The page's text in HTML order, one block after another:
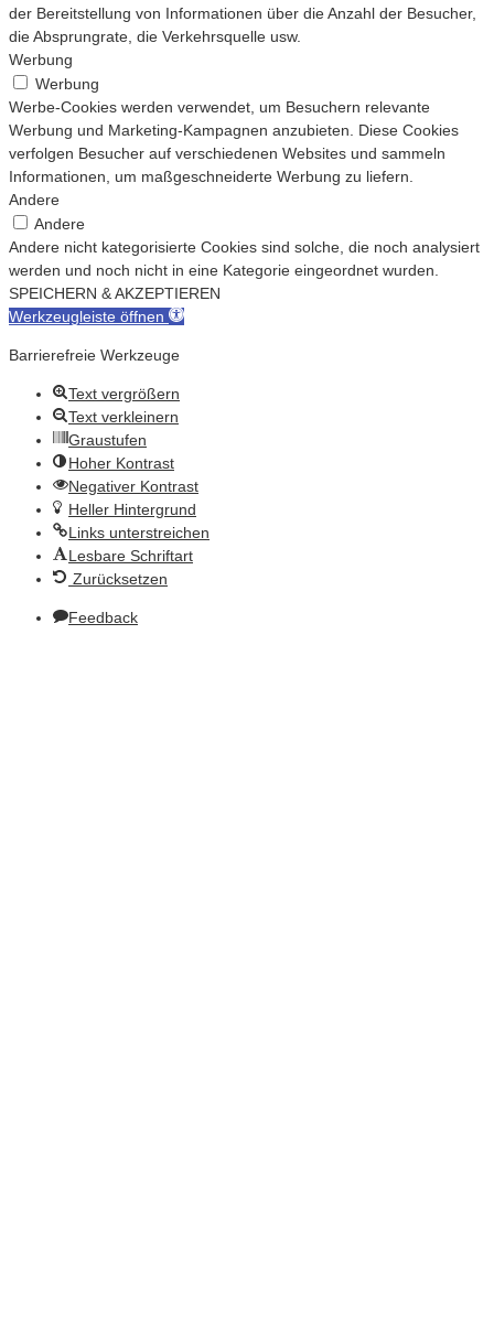
der Bereitstellung von Informationen über die Anzahl der Besucher,
die Absprungrate, die Verkehrsquelle usw.
Werbung
Werbung
Werbe-Cookies werden verwendet, um Besuchern relevante
Werbung und Marketing-Kampagnen anzubieten. Diese Cookies
verfolgen Besucher auf verschiedenen Websites und sammeln
Informationen, um maßgeschneiderte Werbung zu liefern.
Andere
Andere
Andere nicht kategorisierte Cookies sind solche, die noch analysiert
werden und noch nicht in eine Kategorie eingeordnet wurden.
SPEICHERN & AKZEPTIEREN
Werkzeugleiste öffnen
Barrierefreie Werkzeuge
Text vergrößern
Text verkleinern
Graustufen
Hoher Kontrast
Negativer Kontrast
Heller Hintergrund
Links unterstreichen
Lesbare Schriftart
Zurücksetzen
Feedback